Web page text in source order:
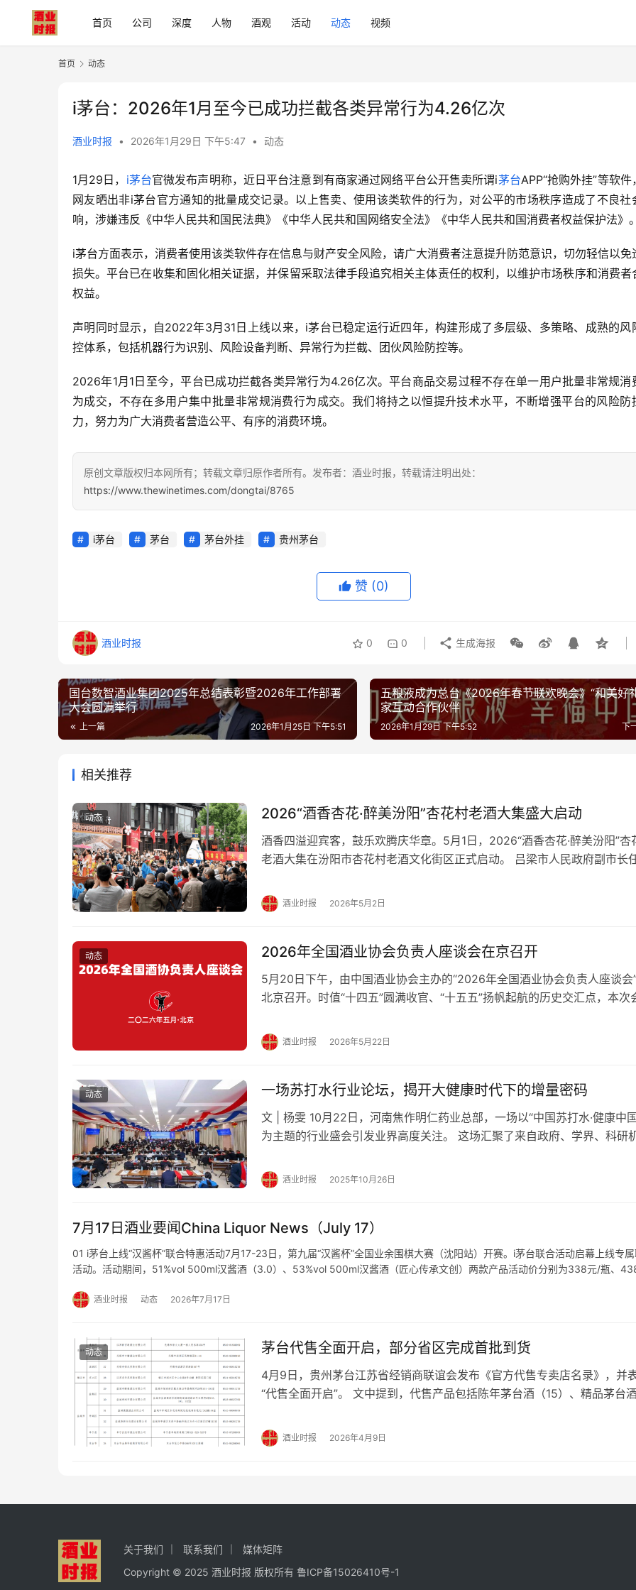
首页 公司 深度 人物 酒观 活动 动态 视频
首页 动态
i茅台：2026年1月至今已成功拦截各类异常行为4.26亿次
酒业时报 • 2026年1月29日 下午5:47 • 动态
1月29日， i茅台官微发布声明称，近日平台注意到有商家通过网络平台公开售卖所谓i茅台APP“抢购外挂”等软件
网友晒出非i茅台官方通知的批量成交记录。以上售卖、使用该类软件的行为，对公平的市场秩序造成了不良社
响，涉嫌违反《中华人民共和国民法典》《中华人民共和国网络安全法》《中华人民共和国消费者权益保护法》。
i茅台方面表示，消费者使用该类软件存在信息与财产安全风险，请广大消费者注意提升防范意识，切勿轻信以免
损失。平台已在收集和固化相关证据，并保留采取法律手段追究相关主体责任的权利，以维护市场秩序和消费者
权益。
声明同时显示，自2022年3月31日上线以来，i茅台已稳定运行近四年，构建形成了多层级、多策略、成熟的风
控体系，包括机器行为识别、风险设备判断、异常行为拦截、团伙风险防控等。
2026年1月1日至今，平台已成功拦截各类异常行为4.26亿次。平台商品交易过程不存在单一用户批量非常规消
为成交，不存在多用户集中批量非常规消费行为成交。我们将持之以恒提升技术水平，不断增强平台的风险防
力，努力为广大消费者营造公平、有序的消费环境。
原创文章版权归本网所有；转载文章归原作者所有。发布者：酒业时报，转载请注明出处：
https://www.thewinetimes.com/dongtai/8765
i茅台 茅台 茅台外挂 贵州茅台
赞 (0)
酒业时报 0 0 生成海报
国台数智酒业集团2025年总结表彰暨2026年工作部署
大会圆满举行
上一篇 2026年1月25日 下午5:51
五粮液成为总台《2026年春节联欢晚会》“和美好
家互动合作伙伴
下
2026年1月29日 下午5:52
相关推荐
动态 2026“酒香杏花·醉美汾阳”杏花村老酒大集盛大启动
酒香四溢迎宾客，鼓乐欢腾庆华章。5月1日，2026“酒香杏花·醉美汾阳”杏
老酒大集在汾阳市杏花村老酒文化街区正式启动。 吕梁市人民政府副市长
团党委副书记、副董事长、总经理武跃飞，汾阳市委副书记、市长李冰峰，
阳市人大常委会主任郑志刚，汾阳市政协主席王云照，汾阳市委常委、市政
酒业时报 2026年5月2日
动态 2026年全国酒业协会负责人座谈会在京召开
5月20日下午，由中国酒业协会主办的“2026年全国酒业协会负责人座谈会
北京召开。时值“十四五”圆满收官、“十五五”扬帆起航的历史交汇点，本次
书记王琦、秘书长何勇等协会领导，与来自全国各省、市、自治区的酒业协
负责人齐聚一堂，聚焦产业变局，共话高质量发展新路径。 凝聚共识： 在
酒业时报 2026年5月22日
动态 一场苏打水行业论坛，揭开大健康时代下的增量密码
文 | 杨雯 10月22日，河南焦作明仁药业总部，一场以“中国苏打水·健康中
为主题的行业盛会引发业界高度关注。 这场汇聚了来自政府、学界、科研
发布会，不仅通过青少年饮用苏打水“蓝BUFF”的发布，更通过产学研深度融
平台搭建等战略动作，让名仁完成了从“规模扩张”到“价值升级”的行业…
酒业时报 2025年10月26日
7月17日酒业要闻China Liquor News（July 17）
01 i茅台上线“汉酱杯”联合特惠活动7月17-23日，第九届“汉酱杯”全国业余围棋大赛（沈阳站）开赛。i茅台联合活动启幕上线专
活动。活动期间，51%vol 500ml汉酱酒（3.0）、53%vol 500ml汉酱酒（匠心传承文创）两款产品活动价分别为338元/瓶、
酒业时报 动态 2026年7月17日
动态 茅台代售全面开启，部分省区完成首批到货
4月9日，贵州茅台江苏省经销商联谊会发布《官方代售专卖店名录》，并
“代售全面开启”。 文中提到，代售产品包括陈年茅台酒（15）、精品茅台
茅台全系列小容量产品（200ml、100ml、50ml）（下称代售产品）。 这
着茅台“代售制”继3月详细政策发布后，进一步在各省区推进落地…
酒业时报 2026年4月9日
关于我们 联系我们
媒体矩阵
Copyright © 2025 酒业时报 版权所有 鲁ICP备15026410号-1